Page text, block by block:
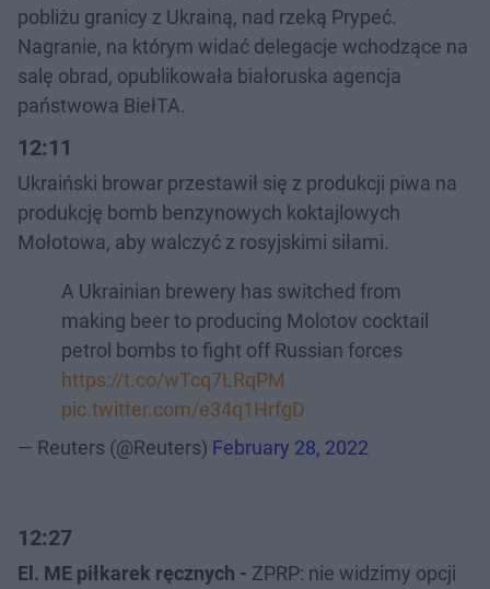
pobliżu granicy z Ukrainą, nad rzeką Prypeć.
Nagranie, na którym widać delegacje wchodzące na
salę obrad, opublikowała białoruska agencja
państwowa BiełTA.
12:11
Ukraiński browar przestawił się z produkcji piwa na
produkcję bomb benzynowych koktajlowych
Mołotowa, aby walczyć z rosyjskimi siłami.
A Ukrainian brewery has switched from
making beer to producing Molotov cocktail
petrol bombs to fight off Russian forces
https://t.co/wTcq7LRqPM
pic.twitter.com/e34q1HrfgD
— Reuters (@Reuters) February 28, 2022
12:27
El. ME piłkarek ręcznych - ZPRP: nie widzimy opcji